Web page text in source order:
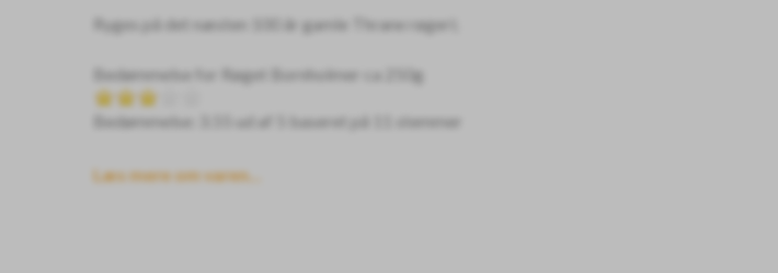
Ryges på det næsten 100 år gamle Thrane røgeri;
Bedømmelse for Røget Bornholmer ca 250g
Bedømmelse: 3.55 ud af 5 baseret på stemmer
Læs mere om varen...